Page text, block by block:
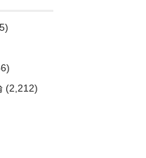
(2,212)